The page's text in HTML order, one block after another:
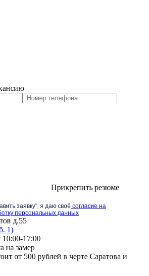
Прикрепить резюме
заявку", я даю своё согласие на
персональных данных
д.55
1)
17:00
на замер
от 500 рублей в черте Саратова и